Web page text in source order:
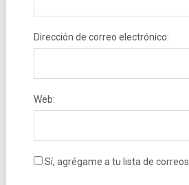
Dirección de correo electrónico:
Web:
Sí, agrégame a tu lista de correos.